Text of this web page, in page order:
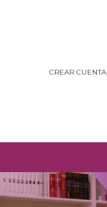
CREAR CUENTA